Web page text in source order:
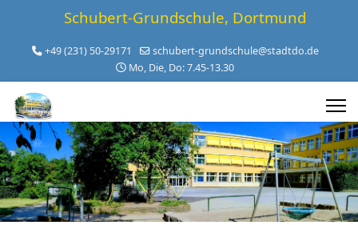
Schubert-Grundschule, Dortmund
+49 (231) 50-29171
schubert-grundschule@stadtdo.de
Mo, Die, Do: 7.45-13.30